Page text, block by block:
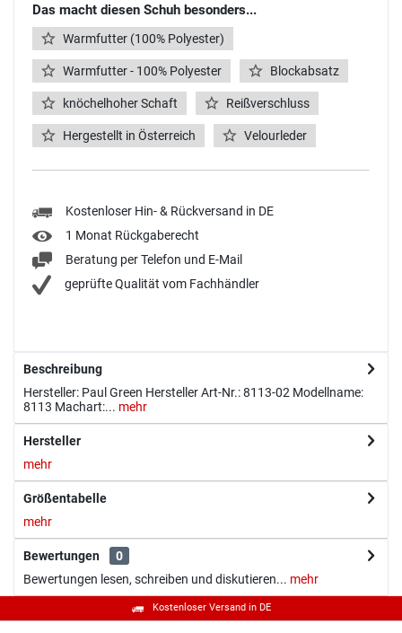
Das macht diesen Schuh besonders...
Warmfutter (100% Polyester)
Warmfutter - 100% Polyester Blockabsatz
knöchelhoher Schaft Reißverschluss
Hergestellt in Österreich Velourleder
Kostenloser Hin- & Rückversand in DE
1 Monat Rückgaberecht
Beratung per Telefon und E-Mail
geprüfte Qualität vom Fachhändler
Beschreibung
Hersteller: Paul Green Hersteller Art-Nr.: 8113-02 Modellname:
8113 Machart:... mehr
Hersteller
mehr
Größentabelle
mehr
Bewertungen
0
Bewertungen lesen, schreiben und diskutieren... mehr
Kostenloser Versand in DE